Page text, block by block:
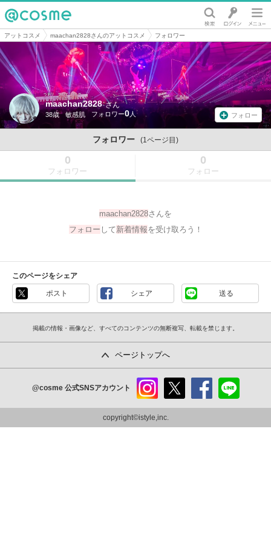
@cosme
アットコスメ maachan2828さんのアットコスメ フォロワー
maachan2828 さん
38歳 敏感肌 0 フォロー
フォロワー (1ページ目)
0
フォロワー
0
フォロー
maachan2828さんを
フォロー して新着情報を受け取ろう！
このページをシェア
ポスト シェア 送る
掲載の情報・画像など、すべてのコンテンツの無断複写、転載を禁じます。
ページトップへ
@cosme 公式SNSアカウント
ram
copyright©istyle,inc.